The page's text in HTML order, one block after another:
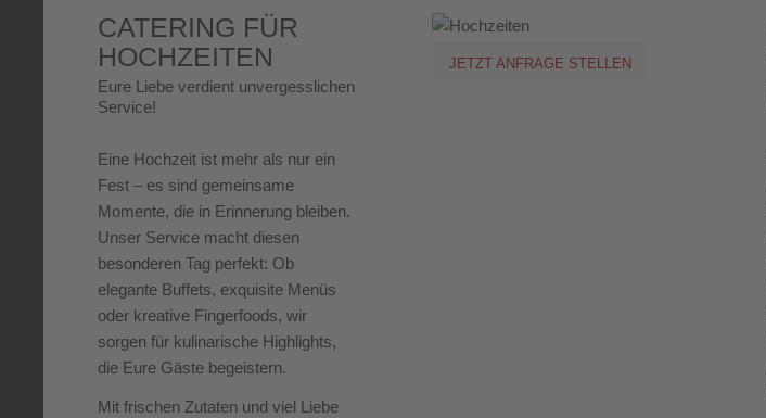
CATERING FÜR
HOCHZEITEN
Eure Liebe verdient unvergesslichen
Service!
Eine Hochzeit ist mehr als nur ein
Fest – es sind gemeinsame
Momente, die in Erinnerung bleiben.
Unser Service macht diesen
besonderen Tag perfekt: Ob
elegante Buffets, exquisite Menüs
oder kreative Fingerfoods, wir
sorgen für kulinarische Highlights,
die Eure Gäste begeistern.
Mit frischen Zutaten und viel Liebe
JETZT ANFRAGE STELLEN